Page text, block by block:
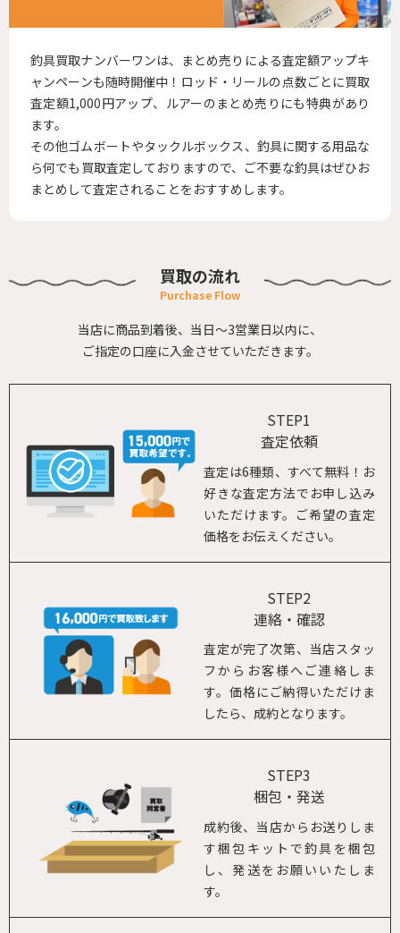
釣具買取ナンバーワンは、まとめ売りによる査定額アップキ
ャンペーンも随時開催中！ロッド・リールの点数ごとに買取
査定額1,000円アップ、ルアーのまとめ売りにも特典があり
ます。
その他ゴムボートやタックルボックス、釣具に関する用品な
ら何でも買取査定しておりますので、ご不要な釣具はぜひお
まとめして査定されることをおすすめします。
買取の流れ
当店に商品到着後、当日～3営業日以内に、
ご指定の口座に入金させていただきます。
STEP1
査定依頼
査定は6種類、すべて無料！お
好きな査定方法でお申し込み
いただけます。ご希望の査定
価格をお伝えください。
STEP2
連絡・確認
査定が完了次第、当店スタッ
フからお客様へご連絡しま
す。価格にご納得いただけま
したら、成約となります。
STEP3
梱包・発送
成約後、当店からお送りしま
す梱包キットで釣具を梱包
し、発送をお願いいたしま
す。